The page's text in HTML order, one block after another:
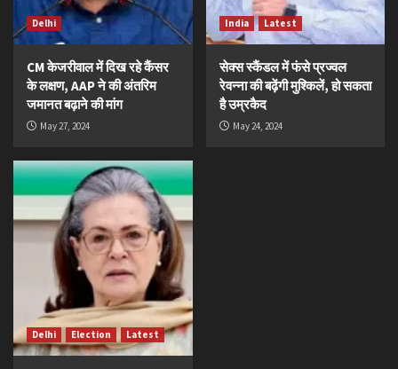
Delhi
CM केजरीवाल में दिख रहे कैंसर
के लक्षण, AAP ने की अंतरिम
जमानत बढ़ाने की मांग
May 27, 2024
India Latest
सेक्स स्कैंडल में फंसे प्रज्वल
रेवन्ना की बढ़ेंगी मुश्किलें, हो सकता
है उम्रकैद
May 24, 2024
Delhi Election Latest